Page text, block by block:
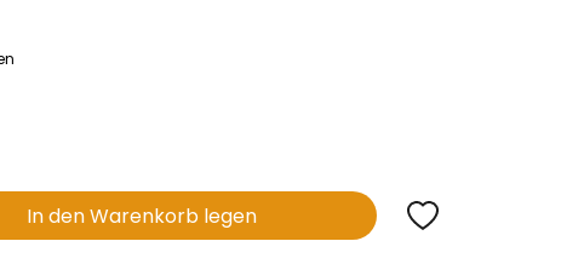
In den Warenkorb legen